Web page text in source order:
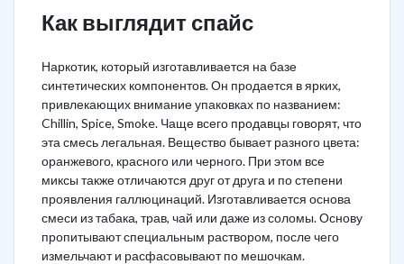
Как выглядит спайс
Наркотик, который изготавливается на базе
синтетических компонентов. Он продается в ярких,
привлекающих внимание упаковках по названием:
Chillin, Spice, Smoke. Чаще всего продавцы говорят, что
эта смесь легальная. Вещество бывает разного цвета:
оранжевого, красного или черного. При этом все
миксы также отличаются друг от друга и по степени
проявления галлюцинаций. Изготавливается основа
смеси из табака, трав, чай или даже из соломы. Основу
пропитывают специальным раствором, после чего
измельчают и расфасовывают по мешочкам.